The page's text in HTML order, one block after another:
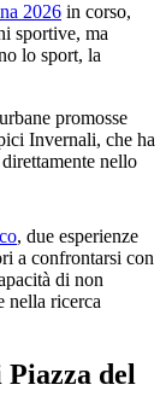
2026 in corso,
sportive, ma
lo sport, la
promosse
Invernali, che ha
nello
, due esperienze
a confrontarsi con
di non
nella ricerca
Piazza del